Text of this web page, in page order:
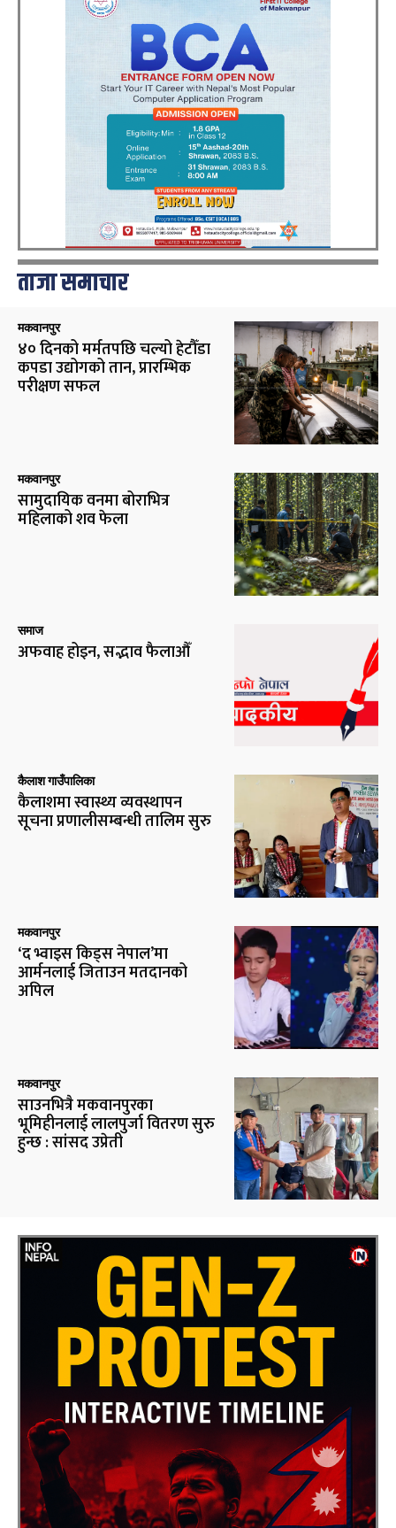
ताजा समाचार
मकवानपुर
४० दिनको मर्मतपछि चल्यो हेटौँडा
कपडा उद्योगको तान, प्रारम्भिक
परीक्षण सफल
मकवानपुर
सामुदायिक वनमा बोराभित्र
महिलाको शव फेला
समाज
अफवाह होइन, सद्भाव फैलाऔँ
कैलाश गाउँपालिका
कैलाशमा स्वास्थ्य व्यवस्थापन
सूचना प्रणालीसम्बन्धी तालिम सुरु
मकवानपुर
‘द भ्वाइस किड्स नेपाल’मा
आर्मनलाई जिताउन मतदानको
अपिल
मकवानपुर
साउनभित्रै मकवानपुरका
भूमिहीनलाई लालपुर्जा वितरण सुरु
हुन्छ : सांसद उप्रेती